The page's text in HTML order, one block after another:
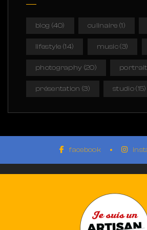
blog (40) culinaire (1)
lifestyle (14) music(3)
photography (20)
présentation (3) studio(15)
facebook